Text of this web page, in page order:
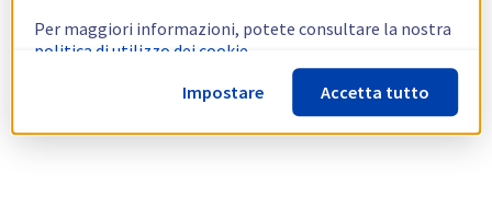
Per maggiori informazioni, potete consultare la nostra
politica di utilizzo dei cookie.
Impostare
Accetta tutto